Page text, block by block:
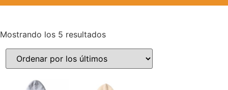
Mostrando los 5 resultados